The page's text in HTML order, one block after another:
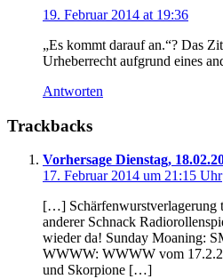
19. Februar 2014 at 19:36
„Es kommt darauf an.“? Das
Urheberrecht aufgrund eines
Antworten
Trackbacks
Vorhersage Dienstag,
17. Februar 2014 um 21:15 Uhr
[…] Schärfenwurstverlagerung
anderer Schnack
wieder da! Sunday Moaning:
WWWW: WWWW vom
und Skorpione […]